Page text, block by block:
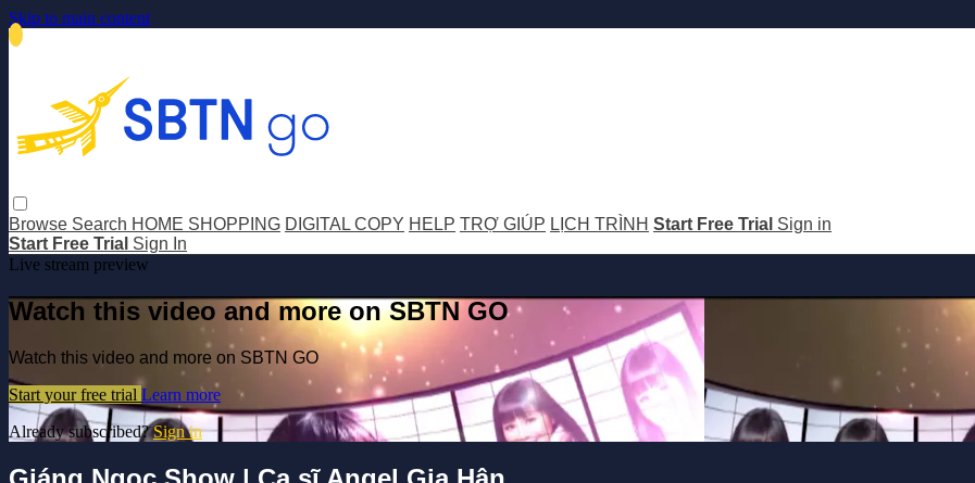
Skip to main content
Browse Search HOME SHOPPING DIGITAL COPY HELP TRỢ GIÚP LỊCH TRÌNH Start Free Trial Sign in
Start Free Trial Sign In
Live stream preview
Watch this video and more on SBTN GO
Watch this video and more on SBTN GO
Start your free trial Learn more
Already subscribed?Sign in